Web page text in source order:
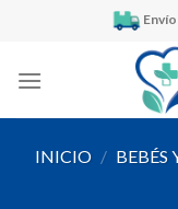
INICIO / BEBÉS